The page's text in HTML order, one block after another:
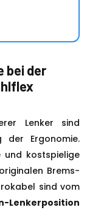
bei der
Lenker sind
der Ergonomie.
kostspielige
Brems-
sind vom